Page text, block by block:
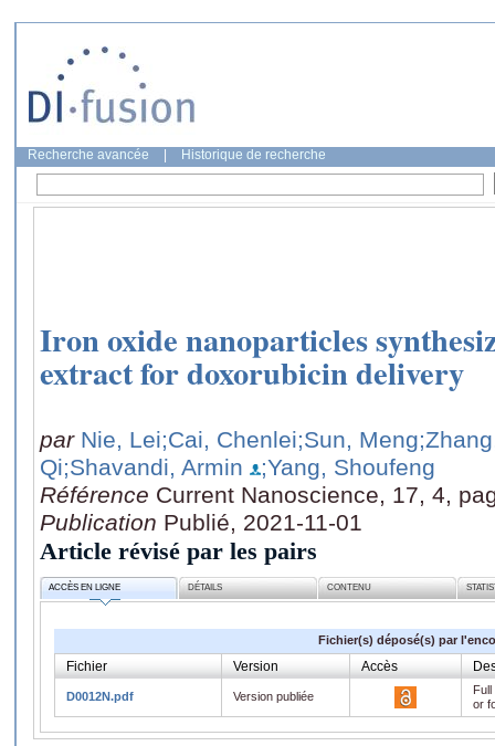
Recherche avancée Historique de recherche
Iron oxide nanoparticles
extract for doxorubicin delivery
par Nie, Lei;Cai, Chenlei;Sun, Meng
Qi;Shavandi, Armin
;Yang, Shoufeng
Référence Current Nanoscience, 17, 4,
Publication Publié, 2021-11-01
Article révisé par les pairs
ACCÈS EN LIGNE DÉTAILS CONTENU
Fichier(s) déposé(s) par
Fichier Version Accès
D0012N.pdf Version publiée
or